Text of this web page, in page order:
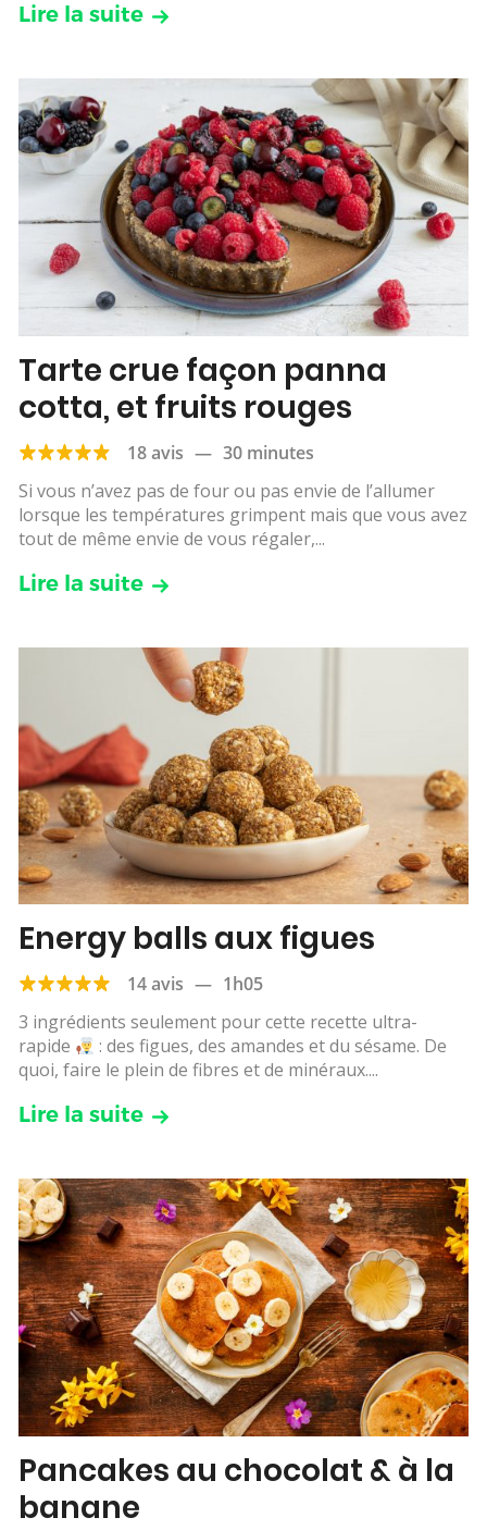
Lire la suite
Tarte crue façon panna
cotta, et fruits rouges
18 avis — 30 minutes
Si vous n’avez pas de four ou pas envie de l’allumer
lorsque les températures grimpent mais que vous avez
tout de même envie de vous régaler,...
Lire la suite
Energy balls aux figues
14 avis — 1h05
3 ingrédients seulement pour cette recette ultra-
rapide
: des figues, des amandes et du sésame. De
quoi, faire le plein de fibres et de minéraux....
Lire la suite
Pancakes au chocolat & à la
banane